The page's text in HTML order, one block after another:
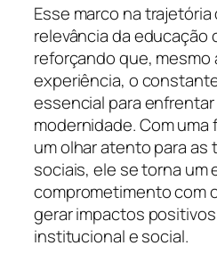
Esse marco na
relevância da educação
reforçando que, mesmo
experiência, o
essencial para
modernidade. Com
um olhar atento para as
sociais, ele se torna um
comprometimento com
gerar impactos
institucional e social.